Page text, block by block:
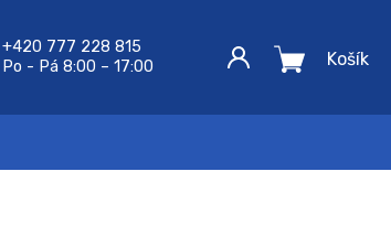
+420 777 228 815
Po - Pá 8:00 – 17:00
Košík